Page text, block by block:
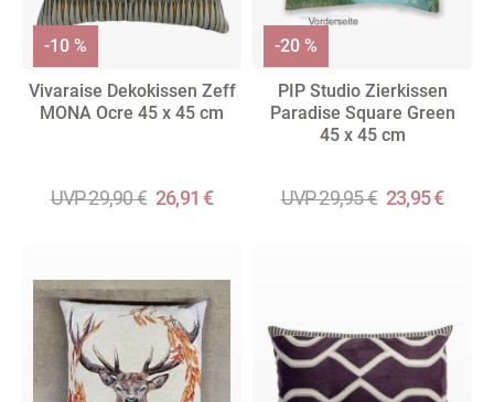
Vivaraise Dekokissen Zeff
MONA Ocre 45 x 45 cm
UVP 29,90 € 26,91 €
-10 %
PIP Studio Zierkissen
Paradise Square Green
45 x 45 cm
UVP 29,95 € 23,95 €
-20 %